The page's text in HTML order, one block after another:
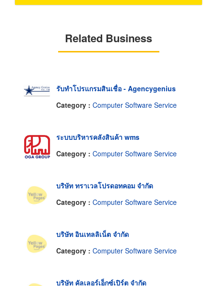
Related Business
รับทำโปรแกรมสินเชื่อ - Agencygenius
Category : Computer Software Service
ระบบบริหารคลังสินค้า wms
Category : Computer Software Service
บริษัท ทราเวลโปรดอทคอม จำกัด
Category : Computer Software Service
บริษัท อินเทลลิเน็ต จำกัด
Category : Computer Software Service
บริษัท คัลเลอร์เอ็กซ์เปิร์ต จำกัด